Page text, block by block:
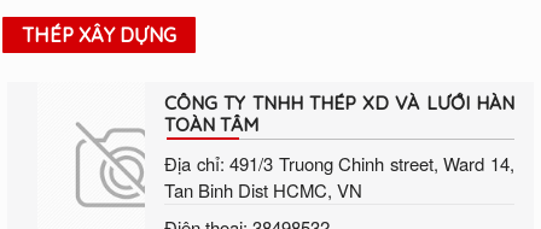
THÉP XÂY DỰNG
CÔNG TY TNHH THÉP XD VÀ LƯỚI HÀN
TOÀN TÂM
Địa chỉ: 491/3 Truong Chinh street, Ward 14,
Tan Binh Dist HCMC, VN